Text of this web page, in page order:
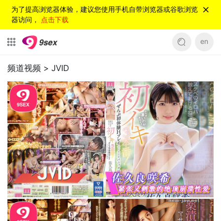
为了提高浏览器体验，建议您使用手机自带浏览器或谷歌浏览
器访问， 点击下载
en
频道视频 > JVID